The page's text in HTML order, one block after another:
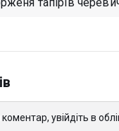
увійдіть в